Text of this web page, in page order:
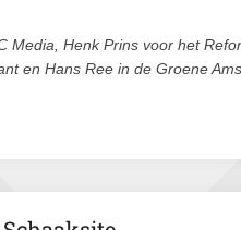
Media, Henk Prins voor het
en Hans Ree in de Groene